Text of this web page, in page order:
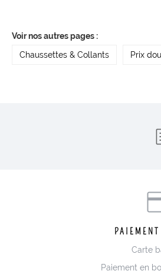
Voir nos autres pages :
Chaussettes & Collants
Prix
Carte
Paiement en